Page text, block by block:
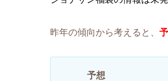
昨年の傾向から考えると、
予想